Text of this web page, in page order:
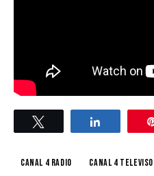
Compartir
Canal 4 Radio Canal 4 Televiso